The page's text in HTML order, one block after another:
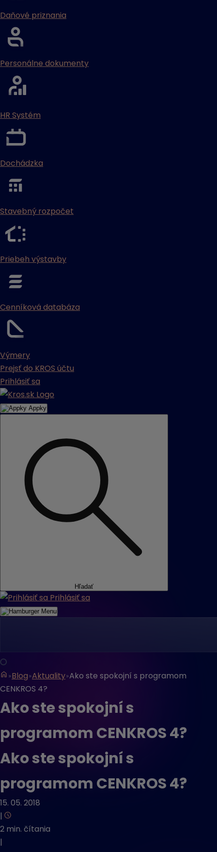
Daňové priznania
Personálne dokumenty
HR Systém
Dochádzka
Stavebný rozpočet
Priebeh výstavby
Cenníková databáza
Výmery
Prejsť do KROS účtu
Prihlásiť sa
Appky
Hľadať
Prihlásiť sa
Menu
Blog Aktuality Ako ste spokojní s programom
CENKROS 4?
Ako ste spokojní s
programom CENKROS 4?
Ako ste spokojní s
programom CENKROS 4?
15. 05. 2018
|
2 min. čítania
|